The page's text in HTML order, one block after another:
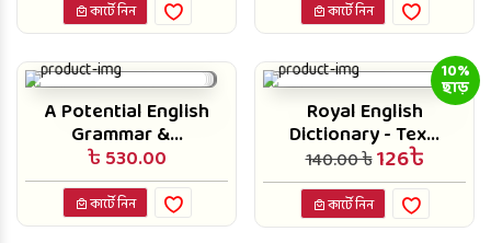
কার্টে নিন কার্টে নিন
A Potential English
Grammar &...
৳ 530.00
কার্টে নিন
10%
ছাড়
Royal English
Dictionary - Tex...
140.00 ৳126৳
কার্টে নিন